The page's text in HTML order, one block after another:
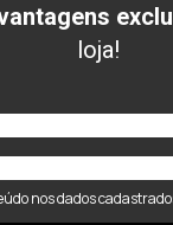
loja!
nos dados